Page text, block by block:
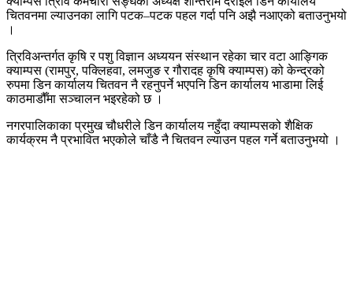
चितवनमा ल्याउनका लागि पटक–पटक पहल गर्दा पनि अझै नआएको बताउनुभयो
।
त्रिविअन्तर्गत कृषि र पशु विज्ञान अध्ययन संस्थान रहेका चार वटा आङ्गिक
क्याम्पस (रामपुर, पक्लिहवा, लमजुङ र गौरादह कृषि क्याम्पस) को केन्द्रको
रुपमा डिन कार्यालय चितवन नै रहनुपर्ने भएपनि डिन कार्यालय भाडामा लिई
काठमाडौँमा सञ्चालन भइरहेको छ ।
नगरपालिकाका प्रमुख चौधरीले डिन कार्यालय नहुँदा क्याम्पसको शैक्षिक
कार्यक्रम नै प्रभावित भएकोले चाँडै नै चितवन ल्याउन पहल गर्ने बताउनुभयो ।